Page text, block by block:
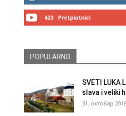
423 Pretplatnici
POPULARNO
SVETI LUKA
slava i veliki
31. октобар